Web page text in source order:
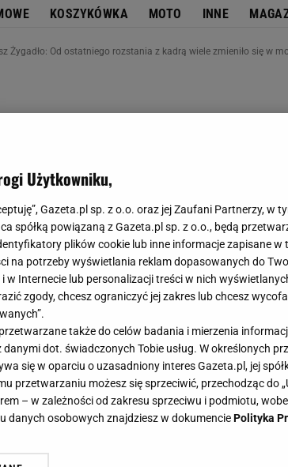
KOSZYKÓWKA MOTO INNE
Żygadło: Od ostatniego rozstania z kadrą wiele zmieniło się w
Użytkowniku,
Gazeta.pl sp. z o.o. oraz jej Zaufani Partnerzy, w
spółką powiązaną z Gazeta.pl sp. z o.o., będą
plików cookie lub inne informacje zapisane w
na potrzeby wyświetlania reklam dopasowanych do
w Internecie lub personalizacji treści w nich
zgody, chcesz ograniczyć jej zakres lub chcesz
także do celów badania i mierzenia
danymi dot. świadczonych Tobie usług. W określonych
się w oparciu o uzasadniony interes Gazeta.pl, jej
przetwarzaniu możesz się sprzeciwić, przechodząc do
– w zależności od zakresu sprzeciwu i podmiotu,
danych osobowych znajdziesz w dokumenciePolityka